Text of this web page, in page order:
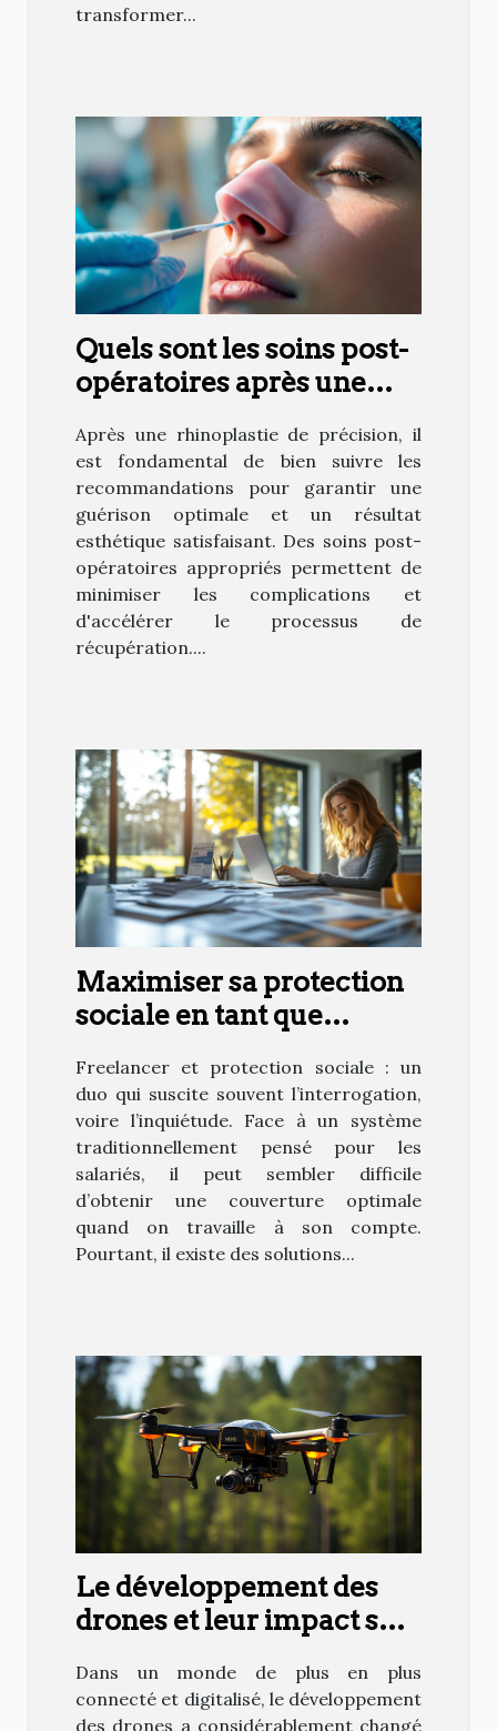
transformer...
Quels sont les soins post-
opératoires après une
?
Après une rhinoplastie de précision, il
est fondamental de bien suivre les
recommandations pour garantir une
guérison optimale et un résultat
esthétique satisfaisant. Des soins post-
opératoires appropriés permettent de
minimiser les complications et
d'accélérer le processus de
récupération....
Maximiser sa protection
sociale en tant que
?
Freelancer et protection sociale : un
duo qui suscite souvent l’interrogation,
voire l’inquiétude. Face à un système
traditionnellement pensé pour les
salariés, il peut sembler difficile
d’obtenir une couverture optimale
quand on travaille à son compte.
Pourtant, il existe des solutions...
Le développement des
drones et leur impact sur
Dans un monde de plus en plus
connecté et digitalisé, le développement
des drones a considérablement changé